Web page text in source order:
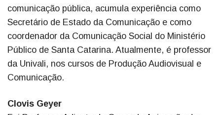
comunicação pública, acumula experiência como
Secretário de Estado da Comunicação e como
coordenador da Comunicação Social do Ministério
Público de Santa Catarina. Atualmente, é professor
da Univali, nos cursos de Produção Audiovisual e
Comunicação.
Clovis Geyer